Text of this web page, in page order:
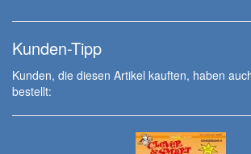
Kunden-Tipp
Kunden, die diesen Artikel kauften, haben
bestellt: